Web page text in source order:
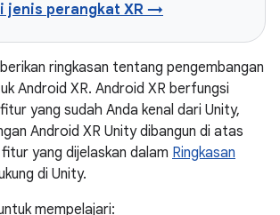
jenis perangkat XR →
ringkasan tentang pengembangan
Android XR. Android XR berfungsi
yang sudah Anda kenal dari Unity,
Android XR Unity dibangun di atas
yang dijelaskan dalam Ringkasan
di Unity.
mempelajari: